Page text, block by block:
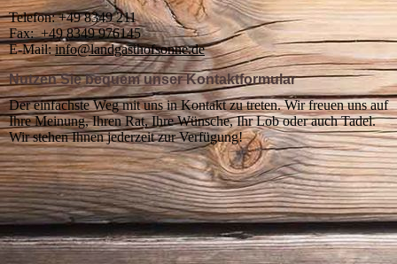
Telefon: +49 8349 211
Fax: +49 8349 976145
E-Mail:info@landgasthofsonne.de
Nutzen Sie bequem unser Kontaktformular
Der einfachste Weg mit uns in Kontakt zu treten. Wir freuen uns auf
Ihre Meinung, Ihren Rat, Ihre Wünsche, Ihr Lob oder auch Tadel.
Wir stehen Ihnen jederzeit zur Verfügung!